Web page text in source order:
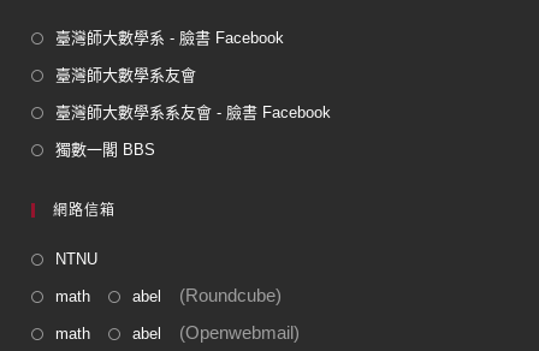
臺灣師大數學系 - 臉書 Facebook
臺灣師大數學系友會
臺灣師大數學系系友會 - 臉書 Facebook
獨數一閣 BBS
網路信箱
NTNU
math abel (Roundcube)
math abel (Openwebmail)